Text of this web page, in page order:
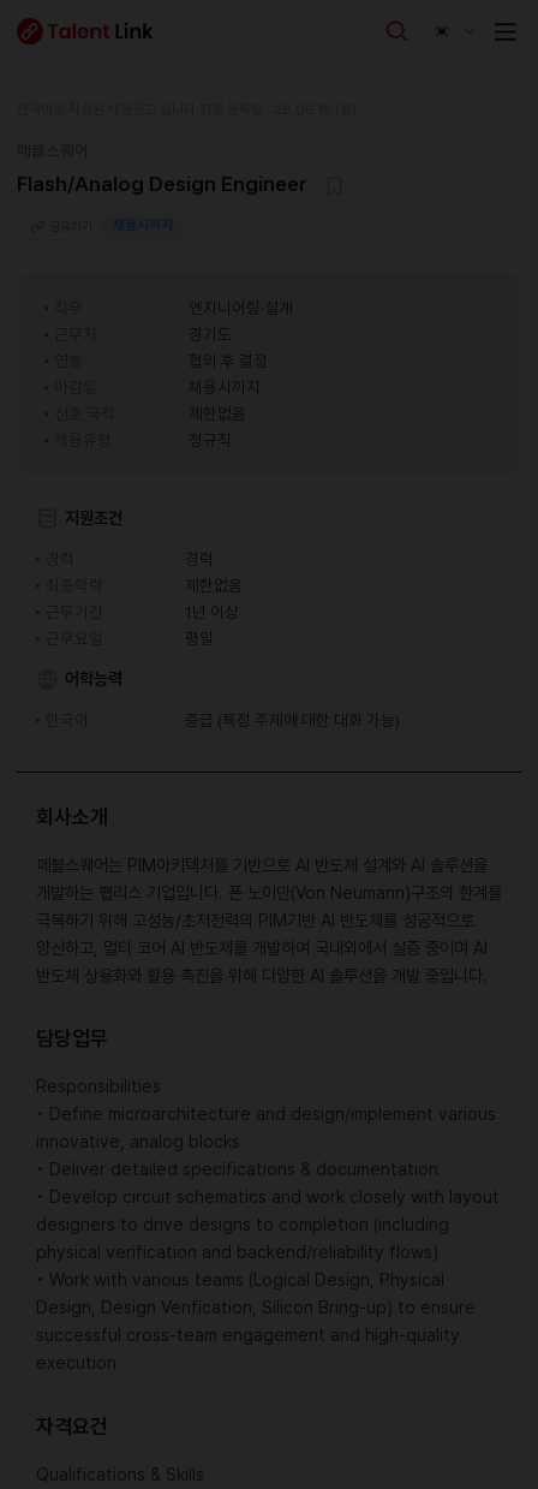
Flash/Analog Design Engineer
채용시까지
엔지니어링·설계
경기도
협의 후 결정
채용시까지
제한없음
정규직
지원조건
경력
제한없음
1년 이상
평일
어학능력
중급 (특정 주제에 대한 대화 가능)
회사소개
페블스퀘어는 PIM아키텍처를 기반으로 AI 반도체 설계와 AI 솔루션을
개발하는 팹리스 기업입니다. 폰 노이만(Von Neumann)구조의 한계를
극복하기 위해 고성능/초저전력의 PIM기반 AI 반도체를 성공적으로
양산하고, 멀티 코어 AI 반도체를 개발하여 국내외에서 실증 중이며 AI
반도체 상용화와 활용 촉진을 위해 다양한 AI 솔루션을 개발 중입니다.
담당업무
Responsibilities
• Define microarchitecture and design/implement various
innovative, analog blocks
• Deliver detailed specifications & documentation
• Develop circuit schematics and work closely with layout
designers to drive designs to completion (including
physical verification and backend/reliability flows)
• Work with various teams (Logical Design, Physical
Design, Design Verification, Silicon Bring-up) to ensure
successful cross-team engagement and high-quality
execution
자격요건
Qualifications & Skills